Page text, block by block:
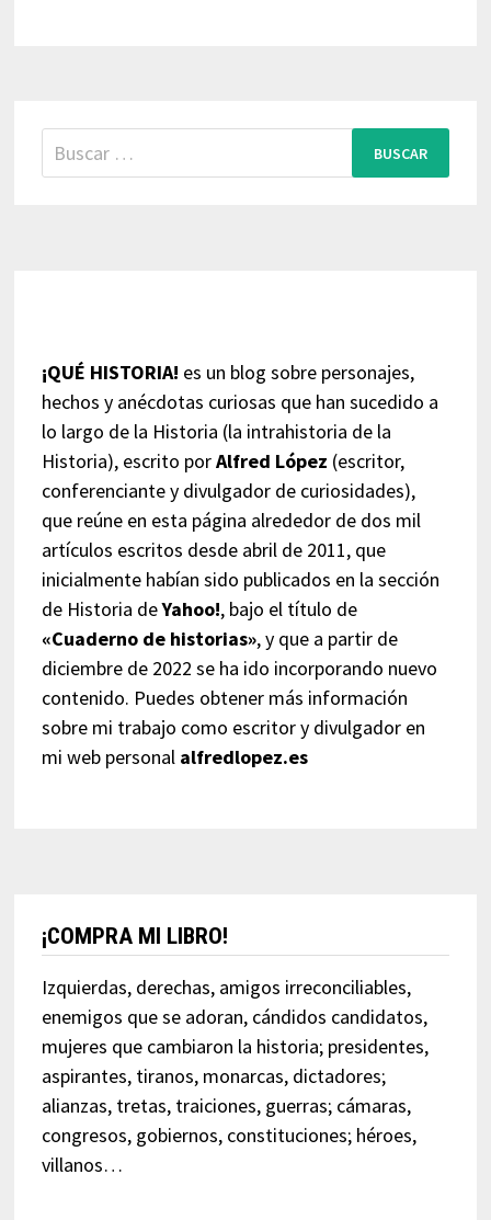
Buscar:
¡QUÉ HISTORIA! es un blog sobre personajes,
hechos y anécdotas curiosas que han sucedido a
lo largo de la Historia (la intrahistoria de la
Historia), escrito porAlfred López (escritor,
conferenciante y divulgador de curiosidades),
que reúne en esta página alrededor de dos mil
artículos escritos desde abril de 2011, que
inicialmente habían sido publicados en la sección
de Historia deYahoo!, bajo el título de
«Cuaderno de historias», y que a partir de
diciembre de 2022 se ha ido incorporando nuevo
contenido. Puedes obtener más información
sobre mi trabajo como escritor y divulgador en
mi web personal alfredlopez.es
¡COMPRA MI LIBRO!
Izquierdas, derechas, amigos irreconciliables,
enemigos que se adoran, cándidos candidatos,
mujeres que cambiaron la historia; presidentes,
aspirantes, tiranos, monarcas, dictadores;
alianzas, tretas, traiciones, guerras; cámaras,
congresos, gobiernos, constituciones; héroes,
villanos…